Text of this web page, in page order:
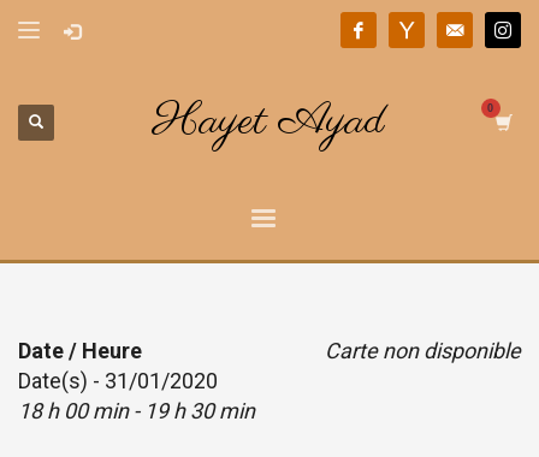
Hayet Ayad
Carte non disponible
Date / Heure
Date(s) - 31/01/2020
18 h 00 min - 19 h 30 min